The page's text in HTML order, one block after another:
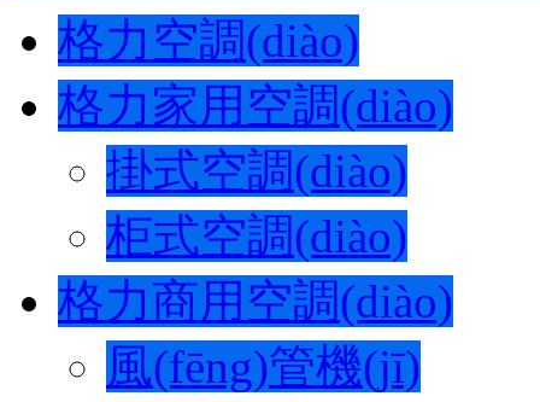
格力空調(diào)
格力家用空調(diào)
掛式空調(diào)
柜式空調(diào)
格力商用空調(diào)
風(fēng)管機(jī)